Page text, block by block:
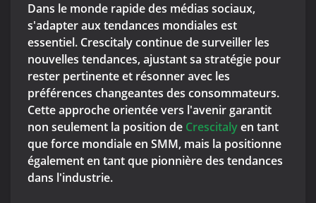
Dans le monde rapide des médias sociaux,
s'adapter aux tendances mondiales est
essentiel. Crescitaly continue de surveiller les
nouvelles tendances, ajustant sa stratégie pour
rester pertinente et résonner avec les
préférences changeantes des consommateurs.
Cette approche orientée vers l'avenir garantit
non seulement la position de Crescitalyen tant
que force mondiale en SMM, mais la positionne
également en tant que pionnière des tendances
dans l'industrie.